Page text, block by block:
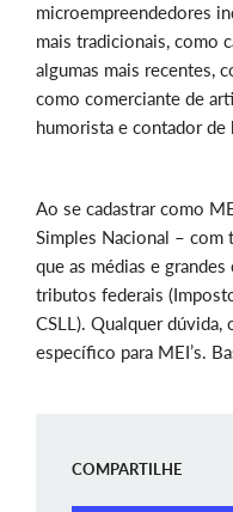
microempreendedores
mais tradicionais, como
algumas mais recentes,
como comerciante de
humorista e contador de
Ao se cadastrar como
Simples Nacional – com
que as médias e
tributos federais
CSLL). Qualquer dúvida,
específico para MEI’s.
COMPARTILHE